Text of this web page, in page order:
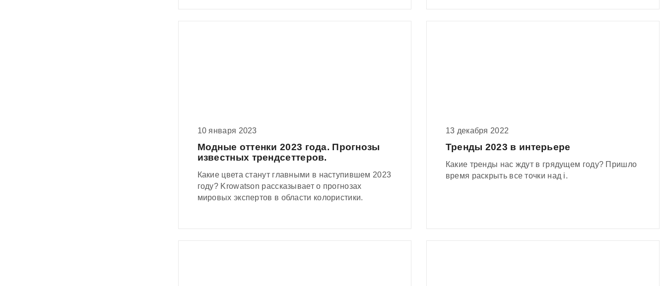
10 января 2023
Модные оттенки 2023 года. Прогнозы
известных трендсеттеров.
Какие цвета станут главными в наступившем 2023
году? Krowatson рассказывает о прогнозах
мировых экспертов в области колористики.
13 декабря 2022
Тренды 2023 в интерьере
Какие тренды нас ждут в грядущем году? Пришло
время раскрыть все точки над i.